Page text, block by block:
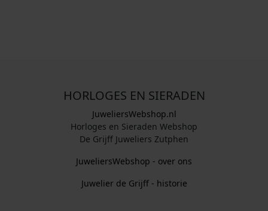
HORLOGES EN SIERADEN
JuweliersWebshop.nl
Horloges en Sieraden Webshop
De Grijff Juweliers Zutphen
JuweliersWebshop - over ons
Juwelier de Grijff - historie